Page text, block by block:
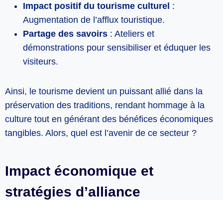
Impact positif du tourisme culturel :
Augmentation de l’afflux touristique.
Partage des savoirs : Ateliers et
démonstrations pour sensibiliser et éduquer les
visiteurs.
Ainsi, le tourisme devient un puissant allié dans la
préservation des traditions, rendant hommage à la
culture tout en générant des bénéfices économiques
tangibles. Alors, quel est l’avenir de ce secteur ?
Impact économique et
stratégies d’alliance